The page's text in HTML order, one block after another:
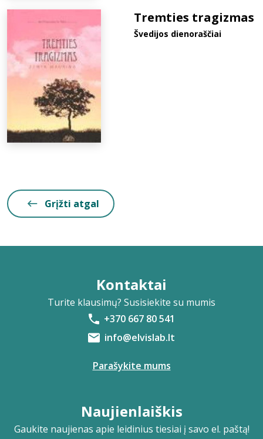
Tremties tragizmas
Švedijos dienoraščiai
Grįžti atgal
Kontaktai
Turite klausimų? Susisiekite su mumis
+370 667 80 541
info@elvislab.lt
Parašykite mums
Naujienlaiškis
Gaukite naujienas apie leidinius tiesiai į savo el. paštą!